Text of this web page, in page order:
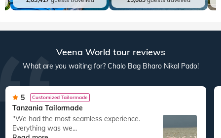
Veena World tour reviews
What are you waiting for? Chalo Bag Bharo Nikal Pado!
5 Customized Tailormade
Tanzania Tailormade
"We had the most seamless experience.
Everything was we...